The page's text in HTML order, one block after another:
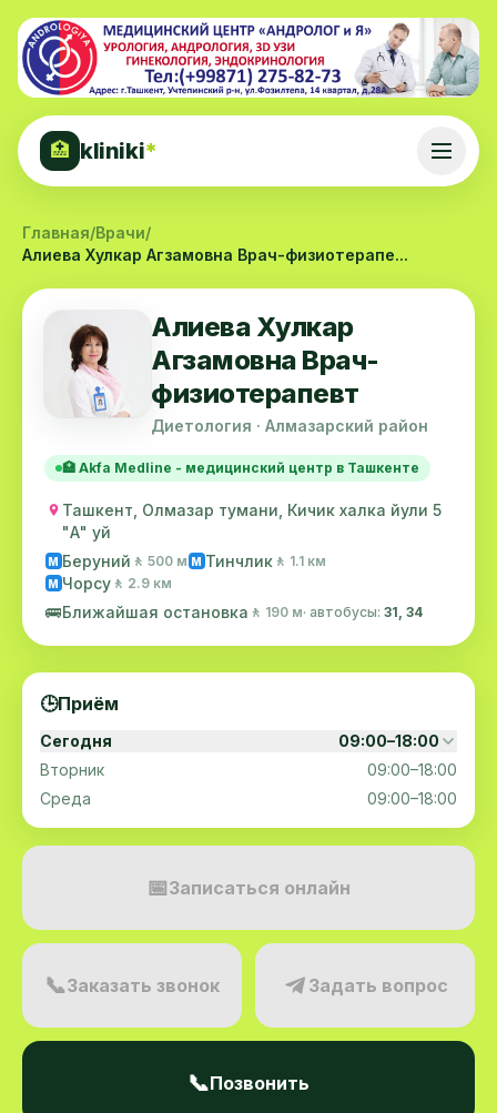
🏥 kliniki*
Главная/Врачи/
Алиева Хулкар Агзамовна Врач-физиотерапе...
Алиева Хулкар
Агзамовна Врач-
физиотерапевт
Диетология · Алмазарский район
🏥 Akfa Medline - медицинский центр в Ташкенте
Ташкент, Олмазар тумани, Кичик халка йули 5
"А" уй
M Беруний 🚶 500 м M Тинчлик 🚶 1.1 км
M Чорсу 🚶 2.9 км
🚌Ближайшая остановка 🚶 190 м· автобусы: 31, 34
🕒Приём
Сегодня
09:00–18:00
Вторник
09:00–18:00
Среда
09:00–18:00
📅Записаться онлайн
📞Заказать звонок Задать вопрос
📞Позвонить